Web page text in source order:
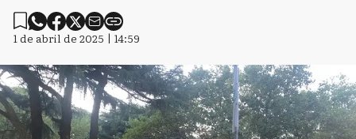
1 de abril de 2025 | 14:59